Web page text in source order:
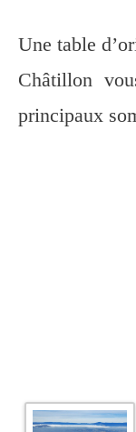
Une table
Châtillon
principaux